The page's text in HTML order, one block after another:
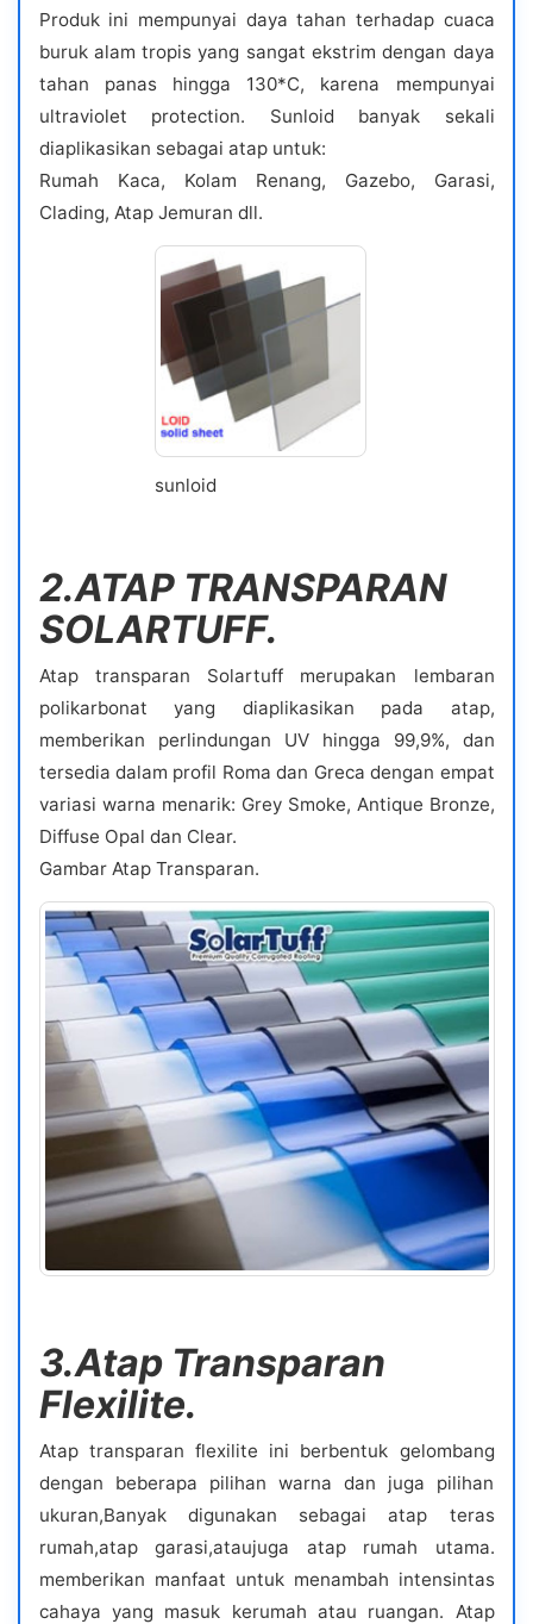
Produk ini mempunyai daya tahan terhadap cuaca
buruk alam tropis yang sangat ekstrim dengan daya
tahan panas hingga 130*C, karena mempunyai
ultraviolet protection. Sunloid banyak sekali
diaplikasikan sebagai atap untuk:
Rumah Kaca, Kolam Renang, Gazebo, Garasi,
Clading, Atap Jemuran dll.
sunloid
2.ATAP TRANSPARAN
SOLARTUFF.
Atap transparan Solartuff merupakan lembaran
polikarbonat yang diaplikasikan pada atap,
memberikan perlindungan UV hingga 99,9%, dan
tersedia dalam profil Roma dan Greca dengan empat
variasi warna menarik: Grey Smoke, Antique Bronze,
Diffuse Opal dan Clear.
Gambar Atap Transparan.
3.Atap Transparan
Flexilite.
Atap transparan flexilite ini berbentuk gelombang
dengan beberapa pilihan warna dan juga pilihan
ukuran,Banyak digunakan sebagai atap teras
rumah,atap garasi,ataujuga atap rumah utama.
memberikan manfaat untuk menambah intensintas
cahaya yang masuk kerumah atau ruangan. Atap